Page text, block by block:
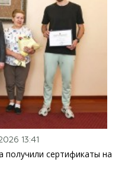
13:41
получили сертификаты на